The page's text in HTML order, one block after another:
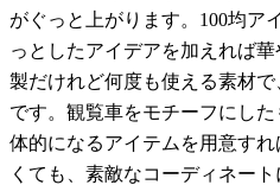
がぐっと上がります。100均ア
っとしたアイデアを加えれば
製だけれど何度も使える素材
です。観覧車をモチーフにし
体的になるアイテムを用意す
くても、素敵なコーディネー